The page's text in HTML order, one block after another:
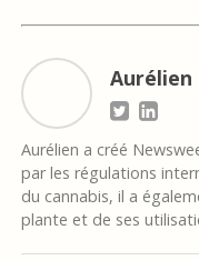
Aurélien
Aurélien a créé
par les régulations
du cannabis, il a
plante et de ses